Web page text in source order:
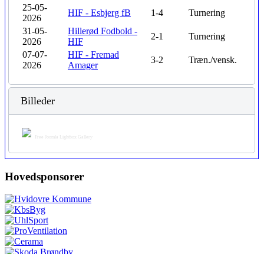
25-05-
2026
HIF - Esbjerg fB 1-4
Turnering
31-05-
2026
Hillerød Fodbold -
HIF
2-1
Turnering
07-07-
2026
HIF - Fremad
Amager
3-2 Træn./vensk.
Billeder
Free Joomla Lightbox Gallery
Hovedsponsorer